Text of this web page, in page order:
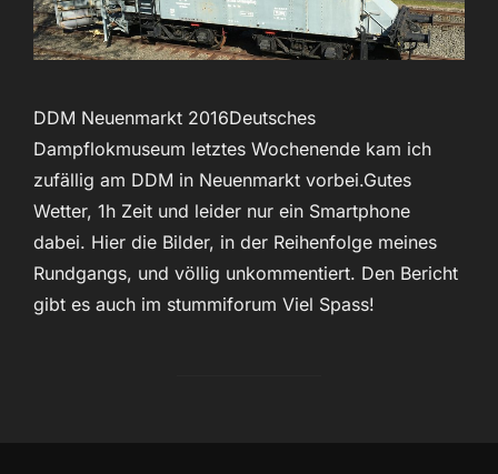
DDM Neuenmarkt 2016Deutsches
Dampflokmuseum letztes Wochenende kam ich
zufällig am DDM in Neuenmarkt vorbei.Gutes
Wetter, 1h Zeit und leider nur ein Smartphone
dabei. Hier die Bilder, in der Reihenfolge meines
Rundgangs, und völlig unkommentiert. Den Bericht
gibt es auch im stummiforum Viel Spass!